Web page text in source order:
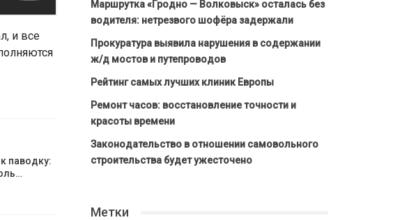
и все
паводку:
Маршрутка «Гродно — Волковыск» осталась без
водителя: нетрезвого шофёра задержали
Прокуратура выявила нарушения в содержании
ж/д мостов и путепроводов
Рейтинг самых лучших клиник Европы
Ремонт часов: восстановление точности и
красоты времени
Законодательство в отношении самовольного
строительства будет ужесточено
Метки